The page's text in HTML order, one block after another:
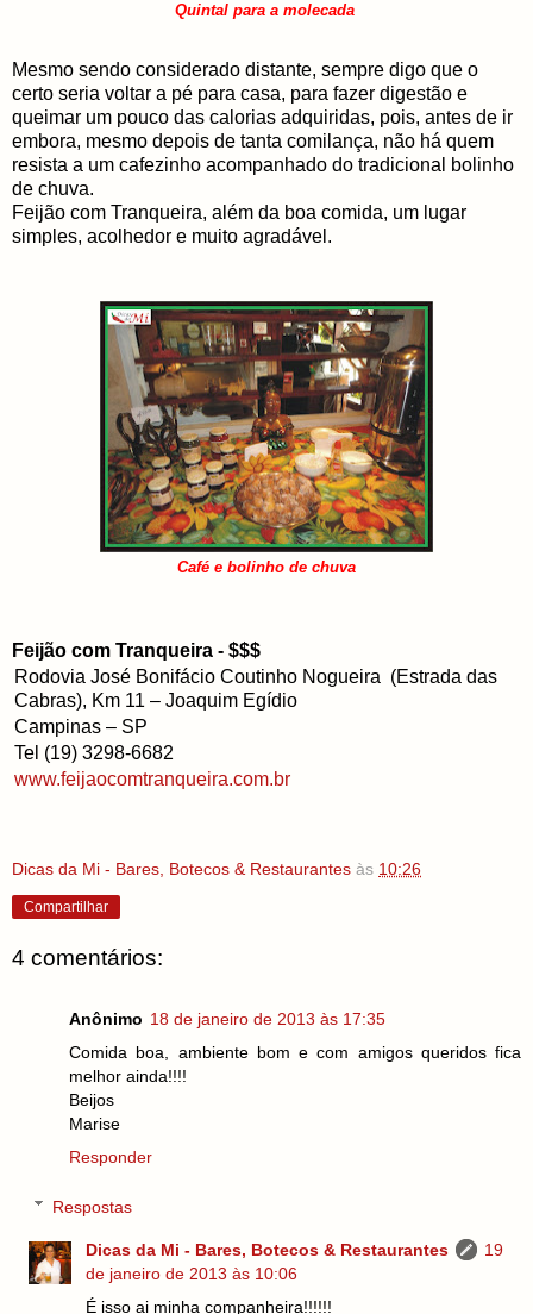
Quintal para a molecada
Mesmo sendo considerado distante, sempre digo que o
certo seria voltar a pé para casa, para fazer digestão e
queimar um pouco das calorias adquiridas, pois, antes de ir
embora, mesmo depois de tanta comilança, não há quem
resista a um cafezinho acompanhado do tradicional bolinho
de chuva.
Feijão com Tranqueira, além da boa comida, um lugar
simples, acolhedor e muito agradável.
Café e bolinho de chuva
Feijão com Tranqueira - $$$
Rodovia José Bonifácio Coutinho Nogueira (Estrada das
Cabras), Km 11 – Joaquim Egídio
Campinas – SP
Tel (19) 3298-6682
www.feijaocomtranqueira.com.br
Dicas da Mi - Bares, Botecos & Restaurantes às 10:26
Compartilhar
4 comentários:
Anônimo 18 de janeiro de 2013 às 17:35
Comida boa, ambiente bom e com amigos queridos fica
melhor ainda!!!!
Beijos
Marise
Responder
Respostas
Dicas da Mi - Bares, Botecos & Restaurantes
19
de janeiro de 2013 às 10:06
É isso ai minha companheira!!!!!!